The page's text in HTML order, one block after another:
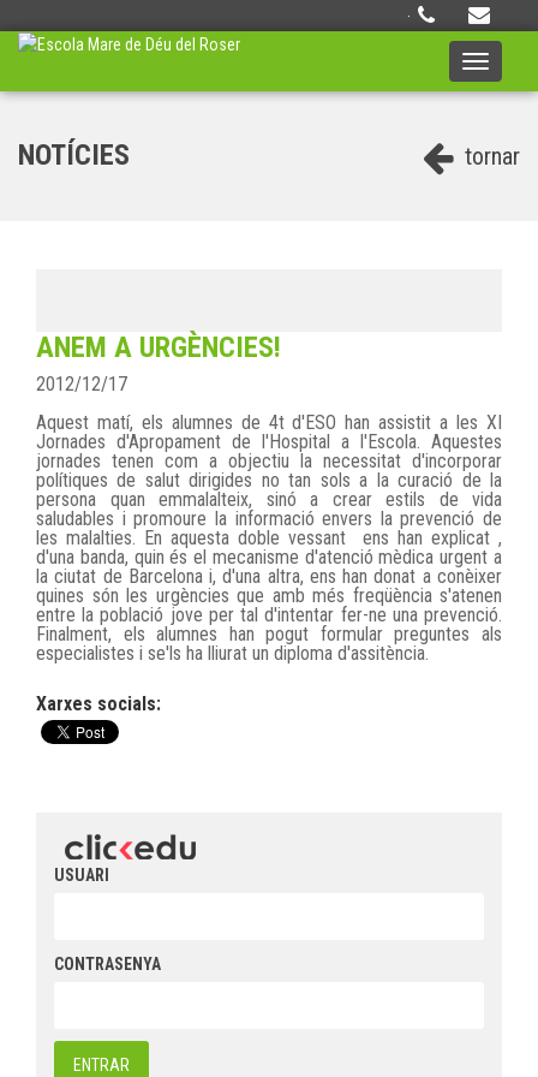
·
Toggle
tornar
NOTÍCIES
ANEM A URGÈNCIES!
2012/12/17
Aquest matí, els alumnes de 4t d'ESO han assistit a les XI
Jornades d'Apropament de l'Hospital a l'Escola. Aquestes
jornades tenen com a objectiu la necessitat d'incorporar
polítiques de salut dirigides no tan sols a la curació de la
persona quan emmalalteix, sinó a crear estils de vida
saludables i promoure la informació envers la prevenció de
les malalties. En aquesta doble vessant ens han explicat ,
d'una banda, quin és el mecanisme d'atenció mèdica urgent a
la ciutat de Barcelona i, d'una altra, ens han donat a conèixer
quines són les urgències que amb més freqüència s'atenen
entre la població jove per tal d'intentar fer-ne una prevenció.
Finalment, els alumnes han pogut formular preguntes als
especialistes i se'ls ha lliurat un diploma d'assitència.
Xarxes socials:
USUARI
CONTRASENYA